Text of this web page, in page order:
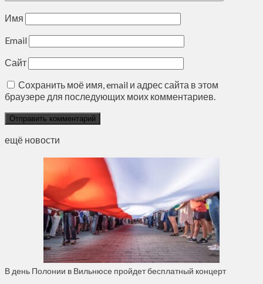
Имя
Email
Сайт
Сохранить моё имя, email и адрес сайта в этом
браузере для последующих моих комментариев.
ещё новости
В день Полонии в Вильнюсе пройдет бесплатный концерт